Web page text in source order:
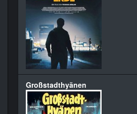
Großstadthyänen